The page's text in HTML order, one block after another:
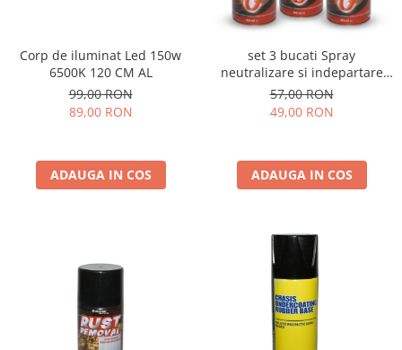
Corp de iluminat Led 150w
6500K 120 CM AL
99,00 RON
89,00 RON
ADAUGA IN COS
set 3 bucati Spray
neutralizare si indepartare
rugina 450ml
57,00 RON
49,00 RON
ADAUGA IN COS